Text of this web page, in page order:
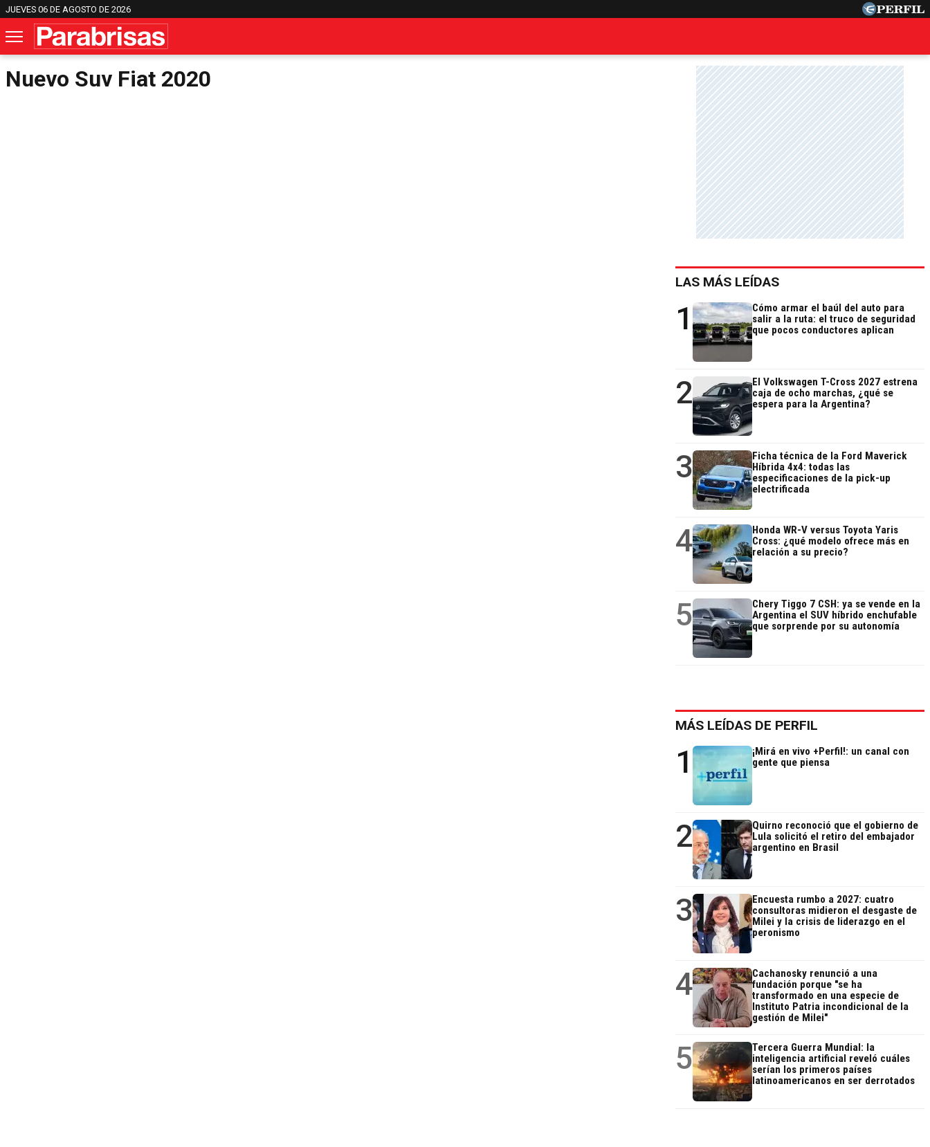
JUEVES 06 DE AGOSTO DE 2026
Nuevo Suv Fiat 2020
LAS MÁS LEÍDAS
1
Cómo armar el baúl del auto para
salir a la ruta: el truco de seguridad
que pocos conductores aplican
2
El Volkswagen T-Cross 2027 estrena
caja de ocho marchas, ¿qué se
espera para la Argentina?
3
Ficha técnica de la Ford Maverick
Híbrida 4x4: todas las
especificaciones de la pick-up
electrificada
4
Honda WR-V versus Toyota Yaris
Cross: ¿qué modelo ofrece más en
relación a su precio?
5
Chery Tiggo 7 CSH: ya se vende en la
Argentina el SUV híbrido enchufable
que sorprende por su autonomía
MÁS LEÍDAS DE PERFIL
1
¡Mirá en vivo +Perfil!: un canal con
gente que piensa
2
Quirno reconoció que el gobierno de
Lula solicitó el retiro del embajador
argentino en Brasil
3
Encuesta rumbo a 2027: cuatro
consultoras midieron el desgaste de
Milei y la crisis de liderazgo en el
peronismo
4
Cachanosky renunció a una
fundación porque "se ha
transformado en una especie de
Instituto Patria incondicional de la
gestión de Milei"
5
Tercera Guerra Mundial: la
inteligencia artificial reveló cuáles
serían los primeros países
latinoamericanos en ser derrotados